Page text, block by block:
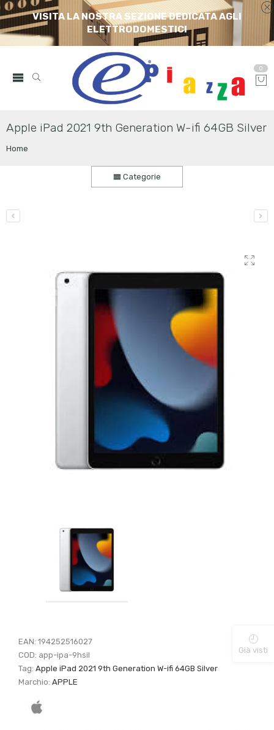
VISITA LA NOSTRA SEZIONE DEDICATA AGLI
ELETTRODOMESTICI
0
Apple iPad 2021 9th Generation W-ifi 64GB Silver
Home
Categorie
EAN:194252516027
COD: app-ipa-9hsil
Tag:Apple iPad 2021 9th Generation W-ifi 64GB Silver
Marchio:APPLE
Già visti